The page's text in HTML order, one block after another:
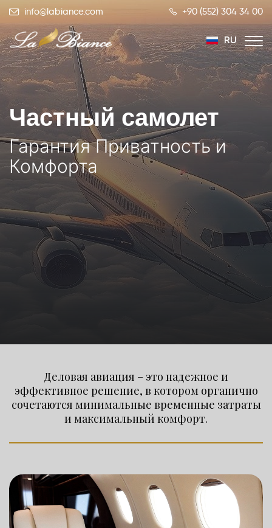
info@labiance.com +90 (552) 304 34 00
RU
TR
EN
Частный самолет
Гарантия Приватность и
Комфорта
Деловая авиация – это надежное и
эффективное решение, в котором органично
сочетаются минимальные временные затраты
и максимальный комфорт.